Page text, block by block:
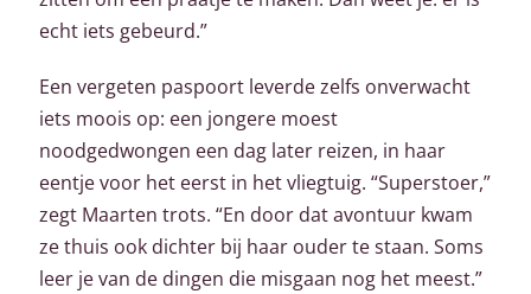
echt iets gebeurd.”
Een vergeten paspoort leverde zelfs onverwacht
iets moois op: een jongere moest
noodgedwongen een dag later reizen, in haar
eentje voor het eerst in het vliegtuig. “Superstoer,”
zegt Maarten trots. “En door dat avontuur kwam
ze thuis ook dichter bij haar ouder te staan. Soms
leer je van de dingen die misgaan nog het meest.”